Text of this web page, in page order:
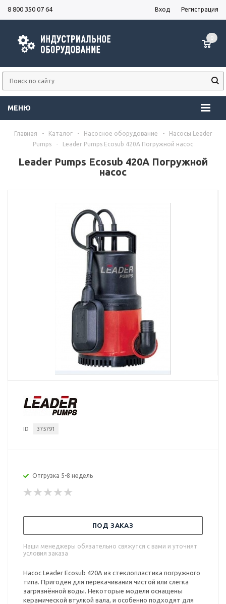
8 800 350 07 64 Вход Регистрация
МЕНЮ
0
Главная - Каталог - Насосное оборудование -
Насосы Leader
Pumps
- Leader Pumps Ecosub 420A Погружной насос
Leader Pumps Ecosub 420A Погружной
насос
ID 375791
Отгрузка 5-8 недель
ПОД ЗАКАЗ
Наши менеджеры обязательно свяжутся с вами и уточнят
условия заказа
Насос Leader Ecosub 420A из стеклопластика погружного
типа. Пригоден для перекачивания чистой или слегка
загрязнённой воды. Некоторые модели оснащены
керамической втулкой вала, и особенно подходят для